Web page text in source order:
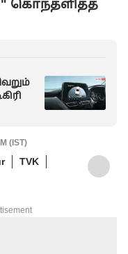
கொந்தளித்த
(IST)
TVK